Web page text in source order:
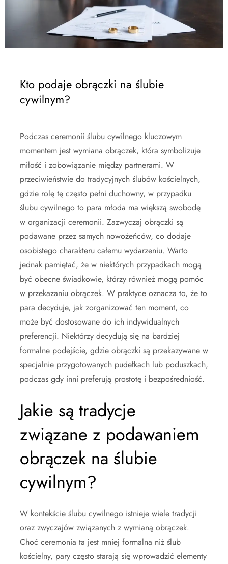
Kto podaje obrączki na ślubie
cywilnym?
Podczas ceremonii ślubu cywilnego kluczowym
momentem jest wymiana obrączek, która symbolizuje
miłość i zobowiązanie między partnerami. W
przeciwieństwie do tradycyjnych ślubów kościelnych,
gdzie rolę tę często pełni duchowny, w przypadku
ślubu cywilnego to para młoda ma większą swobodę
w organizacji ceremonii. Zazwyczaj obrączki są
podawane przez samych nowożeńców, co dodaje
osobistego charakteru całemu wydarzeniu. Warto
jednak pamiętać, że w niektórych przypadkach mogą
być obecne świadkowie, którzy również mogą pomóc
w przekazaniu obrączek. W praktyce oznacza to, że to
para decyduje, jak zorganizować ten moment, co
może być dostosowane do ich indywidualnych
preferencji. Niektórzy decydują się na bardziej
formalne podejście, gdzie obrączki są przekazywane w
specjalnie przygotowanych pudełkach lub poduszkach,
podczas gdy inni preferują prostotę i bezpośredniość.
Jakie są tradycje
związane z podawaniem
obrączek na ślubie
cywilnym?
W kontekście ślubu cywilnego istnieje wiele tradycji
oraz zwyczajów związanych z wymianą obrączek.
Choć ceremonia ta jest mniej formalna niż ślub
kościelny, pary często starają się wprowadzić elementy